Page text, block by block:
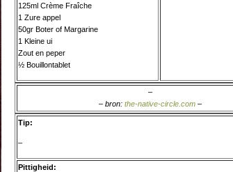
125ml Crème Fraîche
1 Zure appel
50gr Boter of Margarine
1 Kleine ui
Zout en peper
½ Bouillontablet
–
– bron: the-native-circle.com –
Tip:
–
Pittigheid: